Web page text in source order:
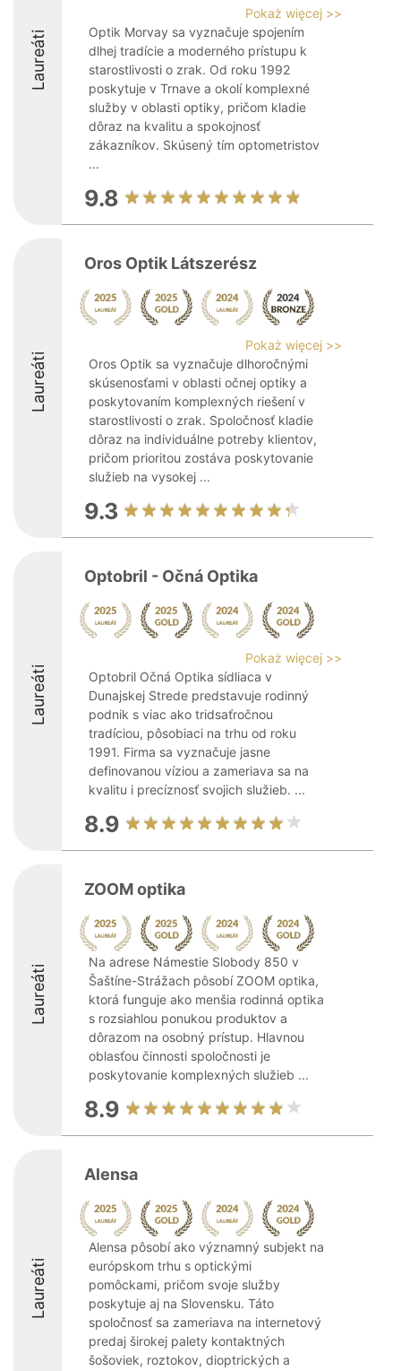
Laureáti
Pokaż więcej >>
Optik Morvay sa vyznačuje spojením
dlhej tradície a moderného prístupu k
starostlivosti o zrak. Od roku 1992
poskytuje v Trnave a okolí komplexné
služby v oblasti optiky, pričom kladie
dôraz na kvalitu a spokojnosť
zákazníkov. Skúsený tím optometristov
...
9.8
Laureáti
Oros Optik Látszerész
Pokaż więcej >>
Oros Optik sa vyznačuje dlhoročnými
skúsenosťami v oblasti očnej optiky a
poskytovaním komplexných riešení v
starostlivosti o zrak. Spoločnosť kladie
dôraz na individuálne potreby klientov,
pričom prioritou zostáva poskytovanie
služieb na vysokej ...
9.3
Laureáti
Optobril - Očná Optika
Pokaż więcej >>
Optobril Očná Optika sídliaca v
Dunajskej Strede predstavuje rodinný
podnik s viac ako tridsaťročnou
tradíciou, pôsobiaci na trhu od roku
1991. Firma sa vyznačuje jasne
definovanou víziou a zameriava sa na
kvalitu i precíznosť svojich služieb. ...
8.9
Laureáti
ZOOM optika
Na adrese Námestie Slobody 850 v
Šaštíne-Strážach pôsobí ZOOM optika,
ktorá funguje ako menšia rodinná optika
s rozsiahlou ponukou produktov a
dôrazom na osobný prístup. Hlavnou
oblasťou činnosti spoločnosti je
poskytovanie komplexných služieb ...
8.9
Laureáti
Alensa
Alensa pôsobí ako významný subjekt na
európskom trhu s optickými
pomôckami, pričom svoje služby
poskytuje aj na Slovensku. Táto
spoločnosť sa zameriava na internetový
predaj širokej palety kontaktných
šošoviek, roztokov, dioptrických a